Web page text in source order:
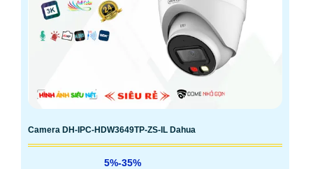
Camera DH-IPC-HDW3649TP-ZS-IL Dahua
5%-35%